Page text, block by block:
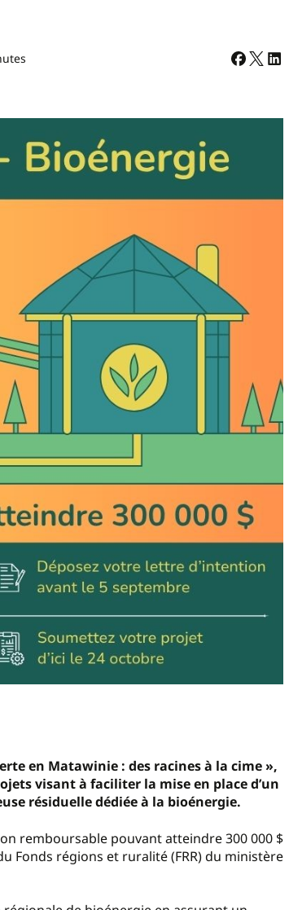
en Matawinie : des racines à la cime »,
visant à faciliter la mise en place d’un
résiduelle dédiée à la bioénergie.
remboursable pouvant atteindre 300 000 $
Fonds régions et ruralité (FRR) du ministère